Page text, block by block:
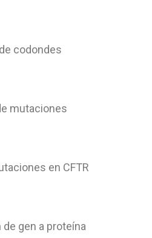
codondes
mutaciones
en CFTR
gen a proteína